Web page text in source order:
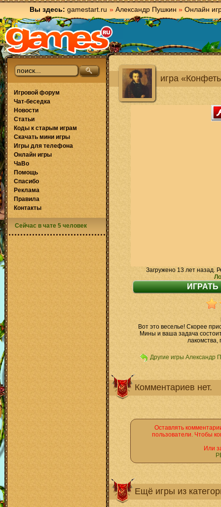
Вы здесь: gamestart.ru » Александр Пушкин » Онлайн
игра
Загружено 13 лет назад.
Вот это веселье! Скорее
Мины и ваша задача
лакомства,
Другие игры Александр
Комментариев нет.
Оставлять
пользователи. Чтобы
Или
Ещё игры из
Игровой форум
Чат-беседка
Новости
Статьи
Коды к старым играм
Скачать мини игры
Игры для телефона
Онлайн игры
ЧаВо
Помощь
Спасибо
Реклама
Правила
Контакты
Сейчас в чате 5 человек